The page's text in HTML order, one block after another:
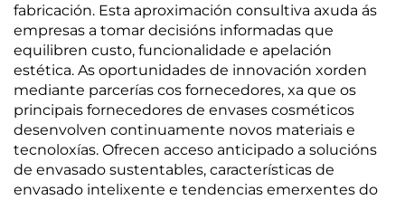
fabricación. Esta aproximación consultiva axuda ás
empresas a tomar decisións informadas que
equilibren custo, funcionalidade e apelación
estética. As oportunidades de innovación xorden
mediante parcerías cos fornecedores, xa que os
principais fornecedores de envases cosméticos
desenvolven continuamente novos materiais e
tecnoloxías. Ofrecen acceso anticipado a solucións
de envasado sustentables, características de
envasado intelixente e tendencias emerxentes do